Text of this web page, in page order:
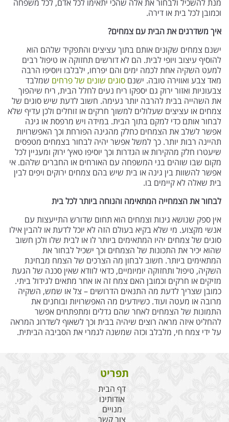
מנת להשכיל ולבחור את אלה שהכי יתאימו לכל אדם, לכל משפחה
וכמובן לכל בית או דירה.
איך משדרגים את הבית עם צמחים?
ישנם צמחים שקונים אותם בתוך עציצים והתפקיד שלהם הוא
להוסיף עיצוב ויופי לבית. הם לא דורשים תחזוקה או טיפול רבים
למעט השקיה אחת לכמה ימים והם יפרחו, ילבלבו ויוסיפו הרבה
מאד צבע ואווירה טובה. ישנם סוגים שונים של פרחים שמלבד
צבעוניות ואזור ירוק גם יספקו ריח נעים לחלל הבית, ריח שיהפוך
את השהייה בבית להרבה יותר נעימה. חשוב לדעת שיש סוגים של
צמחים או עציצים שעלולים למשוך חרקים או זוחלים ולכן עדיף שלא
לבחור אותם כדי למקם בתוך הבית. במידה ויש מרפסת או גינה
אפשר לשלב את הצמחים כחלק מהגינה הפורחת וכך האפשרויות
תהיינה רבות יותר. כך למשל אפשר יהיה לבחור בצמחים מטפסים
שיעטרו חלק מהקירות או הגדרות וכך יוסיפו טאץ’ ירוק ומעניין לכל
מקום שבו שוהים בני המשפחה עם האורחים או החברים שלהם. אי
אפשר להשוות בין גינה או בית שיש בהם צמחים ירוקים ויפים לבין
בית שאלה לא קיימים בו.
לבחור את הצמחייה המתאימה והנוחה ביותר לכל בית
אין ספק שנושא גינות וצמחים הוא תחום שדורש התייעצות עם
אנשי מקצוע. מי שלא בקיא בעולם הזה לא יוכל לדעת או להבין אילו
סוגים של צמחים יהיו המתאימים ביותר לו או לבית שלו ולכן חשוב
שהוא יכיר את התכונות של הצמחים וכך ישכיל לבחור את
המתאימים ביותר. חשוב לבחון מה הצרכים של הצמח מבחינת
השקיה, טיפול ותחזוקה יומיומיים, כדאי לוודא שאין סכנה של הגעת
מזיקים או חרקים וכמובן האם צמח זה או אחר מתאים לגידול ביתי.
כמובן שצריך לדעת מה התנאים הדרושים – צל או שמש, השקיה
מרובה או מעטה ועוד. כשיודעים מה האפשרויות ובוחנים את
התמונות של הצמחים לאחר שהם גדלים ומתפתחים אפשר
להחליט איזה מראה רוצים שיהיה בבית וכך לשאוף לשדרוג המראה
על ידי צמח חי, מלבלב וכזה שמשנה לגמרי את הסביבה הביתית.
תפריט
דף הבית
אודותינו
מנויים
צור קשר